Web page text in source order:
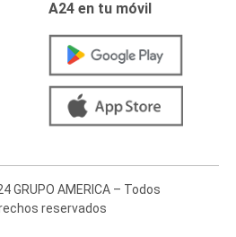
A24 en tu móvil
GRUPO AMERICA – Todos
reservados